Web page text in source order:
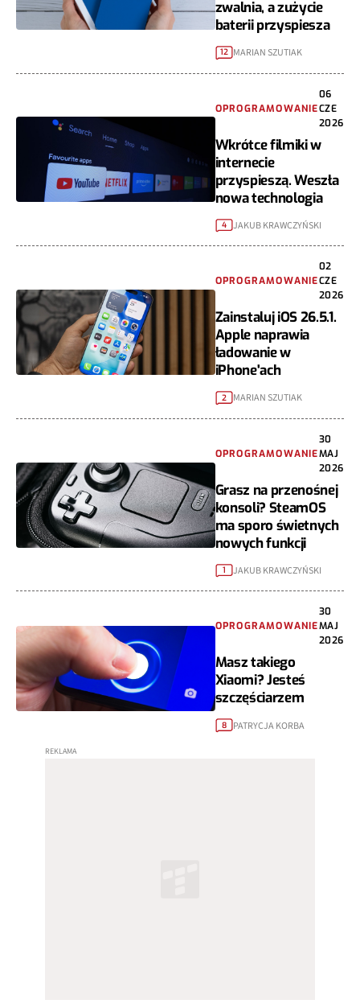
zwalnia, a zużycie
baterii przyspiesza
12 MARIAN SZUTIAK
OPROGRAMOWANIE
06
CZE
2026
Wkrótce filmiki w
internecie
przyspieszą. Weszła
nowa technologia
4 JAKUB KRAWCZYŃSKI
OPROGRAMOWANIE
02
CZE
2026
Zainstaluj iOS 26.5.1.
Apple naprawia
ładowanie w
iPhone'ach
2 MARIAN SZUTIAK
OPROGRAMOWANIE
30
MAJ
2026
Grasz na przenośnej
konsoli? SteamOS
ma sporo świetnych
nowych funkcji
1 JAKUB KRAWCZYŃSKI
OPROGRAMOWANIE
30
MAJ
2026
Masz takiego
Xiaomi? Jesteś
szczęściarzem
8 PATRYCJA KORBA